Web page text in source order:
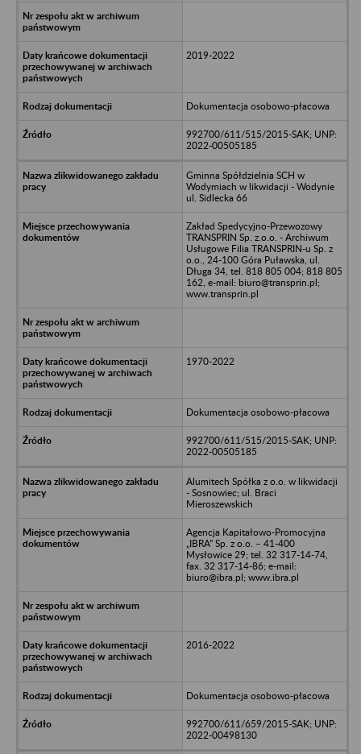
2019-2022
Dokumentacja osobowo-płacowa
992700/611/515/2015-SAK; UNP:
2022-00505185
Gminna Spółdzielnia SCH w
Wodymiach w likwidacji - Wodynie
ul. Sidlecka 66
Zakład Spedycyjno-Przewozowy
TRANSPRIN Sp. z.o.o. - Archiwum
Usługowe Filia TRANSPRIN-u Sp. z
o.o., 24-100 Góra Puławska, ul.
Długa 34, tel. 818 805 004; 818 805
162, e-mail: biuro@transprin.pl;
www.transprin.pl
1970-2022
Dokumentacja osobowo-płacowa
992700/611/515/2015-SAK; UNP:
2022-00505185
Alumitech Spółka z o.o. w likwidacji
- Sosnowiec; ul. Braci
Mieroszewskich
Agencja Kapitałowo-Promocyjna
„IBRA” Sp. z o.o. – 41-400
Mysłowice 29; tel. 32 317-14-74,
fax. 32 317-14-86; e-mail:
biuro@ibra.pl; www.ibra.pl
2016-2022
Dokumentacja osobowo-płacowa
992700/611/659/2015-SAK; UNP:
2022-00498130